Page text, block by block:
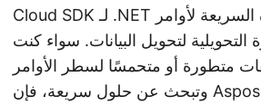
Cloud SDK لـ .NET أو الكفاءة السريعة لأوامر cURL،
التحويلية لتحويل البيانات. سواء كنت
متطورة أو متحمسًا لسطر الأوامر
وتبحث عن حلول سريعة، فإن Aspose.Cells Cloud